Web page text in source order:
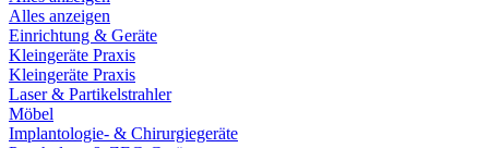
Alles anzeigen
Einrichtung & Geräte
Kleingeräte Praxis
Kleingeräte Praxis
Laser & Partikelstrahler
Möbel
Implantologie- & Chirurgiegeräte